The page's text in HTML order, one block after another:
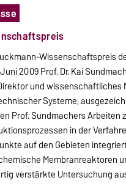
Wissenschaftspreis
2009 Prof. Dr. Kai
und wissenschaftliches
Systeme,
Prof. Sundmachers
in der
auf den Gebieten
Membranreaktoren
verstärkte Untersuchung